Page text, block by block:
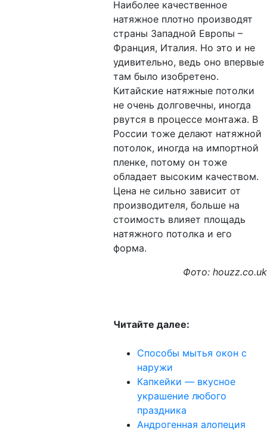
Наиболее качественное
натяжное плотно производят
страны Западной Европы –
Франция, Италия. Но это и не
удивительно, ведь оно впервые
там было изобретено.
Китайские натяжные потолки
не очень долговечны, иногда
рвутся в процессе монтажа. В
России тоже делают натяжной
потолок, иногда на импортной
пленке, потому он тоже
обладает высоким качеством.
Цена не сильно зависит от
производителя, больше на
стоимость влияет площадь
натяжного потолка и его
форма.
Фото: houzz.co.uk
Читайте далее:
Способы мытья окон с
наружи
Капкейки — вкусное
украшение любого
праздника
Андрогенная алопеция